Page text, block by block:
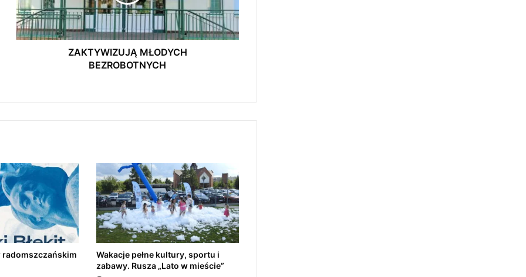
Pamiętasz druhnę Rosi? Hufiec ZHP
Radomsko zaprasza by podzielić się
wspomnieniami o harcmistrzyni
MDK zaprasza na Festiwal 3xRóżewicz. W
Przedbórz połączy kultury. Festiwal już 9
sierpnia
Jubileuszowe Święto Miodu przyciągnęło
tłumy do Gomunic
I
Z
U
O
B
E
Z
R
O
B
O
N
ZAKTYWIZUJĄ MŁODYCH
BEZROBOTNYCH
radomszczańskim
Wakacje pełne kultury, sportu i
zabawy. Rusza „Lato w mieście”